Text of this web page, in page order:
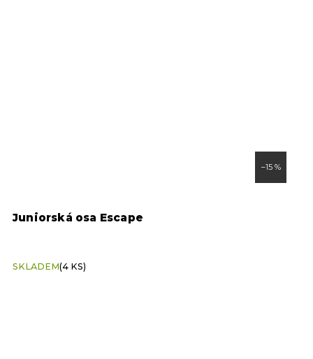
–15 %
Juniorská osa Escape
SKLADEM(4 KS)